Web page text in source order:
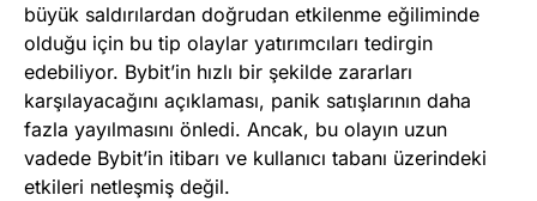
büyük saldırılardan doğrudan etkilenme eğiliminde
olduğu için bu tip olaylar yatırımcıları tedirgin
edebiliyor. Bybit’in hızlı bir şekilde zararları
karşılayacağını açıklaması, panik satışlarının daha
fazla yayılmasını önledi. Ancak, bu olayın uzun
vadede Bybit’in itibarı ve kullanıcı tabanı üzerindeki
etkileri netleşmiş değil.